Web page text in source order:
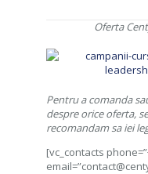
Oferta
Pentru a comanda
despre orice oferta,
recomandam sa iei
[vc_contacts